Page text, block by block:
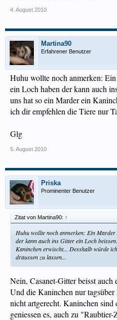
4. August 2010
Martina90
Erfahrener Benutzer
Huhu wollte noch anmerken:
ein Loch haben der kann auch
uns hat so ein Marder ein
ich dir empfehlen die Tiere nur
Glg
5. August 2010
Priska
Prominenter Benutzer
Zitat von Martina90: ↑
Huhu wollte noch anmerken: Ein
der kann auch ins Gitter ein Loch
Kaninchen erwischt... Desshalb würde
draussen zu lassen...
Nein, Casanet-Gitter beisst
Und die Kaninchen nur
nicht artgerecht. Kaninchen sind
geniessen es, auch zu